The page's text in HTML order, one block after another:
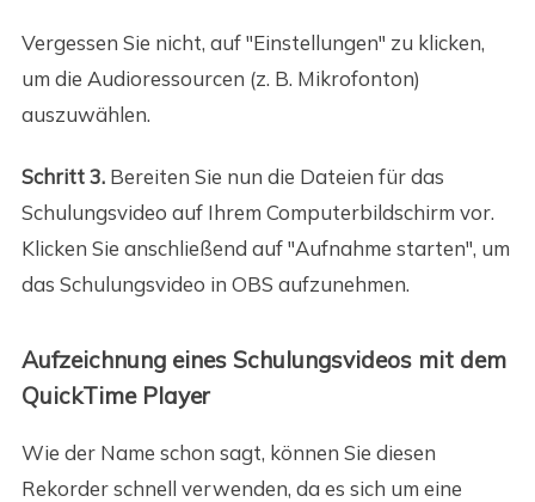
Vergessen Sie nicht, auf "Einstellungen" zu klicken,
um die Audioressourcen (z. B. Mikrofonton)
auszuwählen.
Schritt 3. Bereiten Sie nun die Dateien für das
Schulungsvideo auf Ihrem Computerbildschirm vor.
Klicken Sie anschließend auf "Aufnahme starten", um
das Schulungsvideo in OBS aufzunehmen.
Aufzeichnung eines Schulungsvideos mit dem
QuickTime Player
Wie der Name schon sagt, können Sie diesen
Rekorder schnell verwenden, da es sich um eine